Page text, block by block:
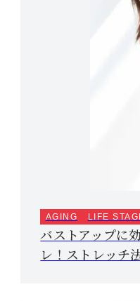
AGING LIFE
バストアップに
レ！ストレッチ